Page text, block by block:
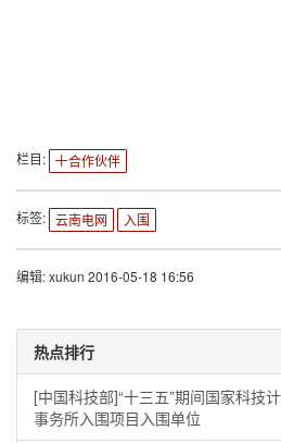
栏目: 合作伙伴
标签: 云南电网 入围
编辑: xukun 2016-05-18 16:56
热点排行
[中国科技部]“十三五”期间国家科技
事务所入围项目入围单位